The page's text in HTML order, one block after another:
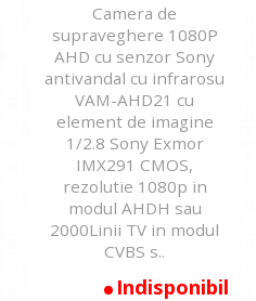
Camera de
supraveghere 1080P
AHD cu senzor Sony
antivandal cu infrarosu
VAM-AHD21 cu
element de imagine
1/2.8 Sony Exmor
IMX291 CMOS,
rezolutie 1080p in
modul AHDH sau
2000Linii TV in modul
CVBS s..
Indisponibil